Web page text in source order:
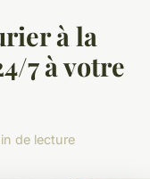
à la
7 à votre
de lecture